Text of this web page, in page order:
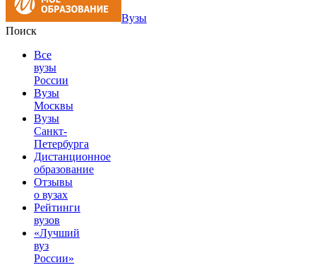
Вузы
Поиск
Все
вузы
России
Вузы
Москвы
Вузы
Санкт-
Петербурга
Дистанционное
образование
Отзывы
о вузах
Рейтинги
вузов
«Лучший
вуз
России»